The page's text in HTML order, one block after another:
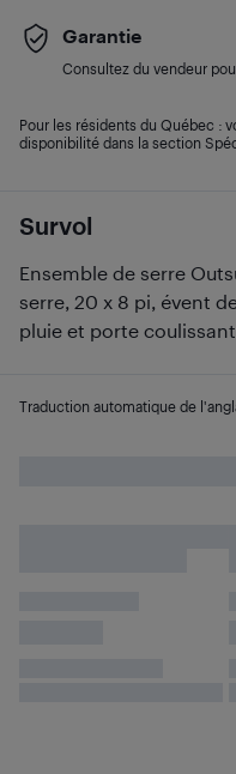
Survol
Ensemble de serre
serre, 20 x 8 pi, évent
pluie et porte
Traduction automatique de
Garantie
Consultez du vendeur
Pour les résidents du Québec :
disponibilité dans la section